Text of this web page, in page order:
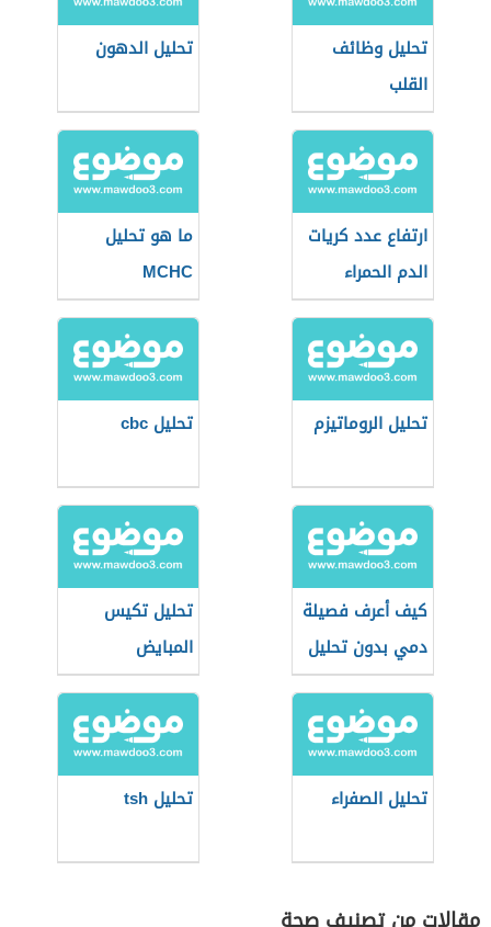
تحليل وظائف
القلب
تحليل الدهون
ارتفاع عدد كريات
الدم الحمراء
ما هو تحليل
MCHC
تحليل الروماتيزم تحليل cbc
كيف أعرف فصيلة
دمي بدون تحليل
تحليل تكيس
المبايض
تحليل الصفراء تحليل tsh